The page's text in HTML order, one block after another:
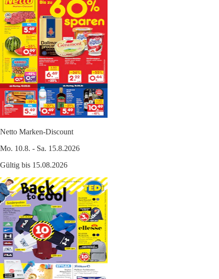
Netto Marken-Discount
Mo. 10.8. - Sa. 15.8.2026
Gültig bis 15.08.2026